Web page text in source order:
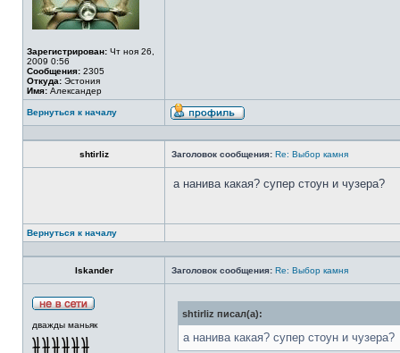
Зарегистрирован: Чт ноя 26,
2009 0:56
Сообщения: 2305
Откуда: Эстония
Имя: Александер
Вернуться к началу
shtirliz Заголовок сообщения: Re: Выбор камня
а нанива какая? супер стоун и чузера?
Вернуться к началу
Iskander Заголовок сообщения: Re: Выбор камня
дважды маньяк
shtirliz писал(а):
а нанива какая? супер стоун и чузера?